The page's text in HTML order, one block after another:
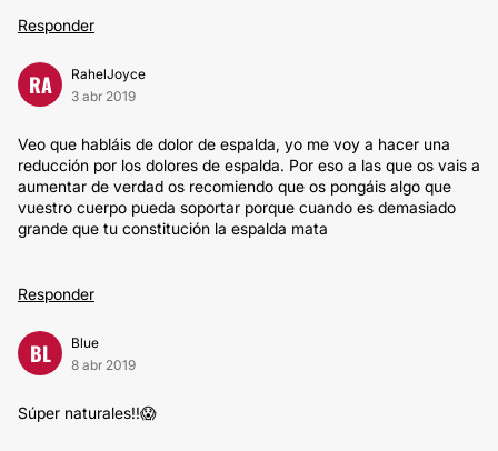
Responder
RA
RahelJoyce
3 abr 2019
Veo que habláis de dolor de espalda, yo me voy a hacer una
reducción por los dolores de espalda. Por eso a las que os vais a
aumentar de verdad os recomiendo que os pongáis algo que
vuestro cuerpo pueda soportar porque cuando es demasiado
grande que tu constitución la espalda mata
Responder
BL
Blue
8 abr 2019
Súper naturales!!😱